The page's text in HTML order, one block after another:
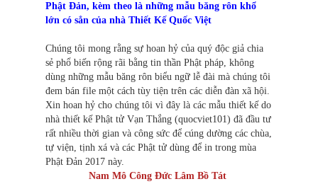
Phật Đản, kèm theo là những mẫu băng rôn khổ
lớn có sẳn của nhà Thiết Kế Quốc Việt
Chúng tôi mong rằng sự hoan hỷ của quý độc giả chia
sẻ phổ biến rộng rãi bằng tin thần Phật pháp, không
dùng những mẫu băng rôn biểu ngữ lễ đài mà chúng tôi
đem bán file một cách tùy tiện trên các diễn đàn xã hội.
Xin hoan hỷ cho chúng tôi vì đây là các mẫu thiết kế do
nhà thiết kế Phật tử Vạn Thắng (quocviet101) đã đầu tư
rất nhiều thời gian và công sức để cúng dường các chùa,
tự viện, tịnh xá và các Phật tử dùng để in trong mùa
Phật Đản 2017 này.
Nam Mô Công Đức Lâm Bồ Tát